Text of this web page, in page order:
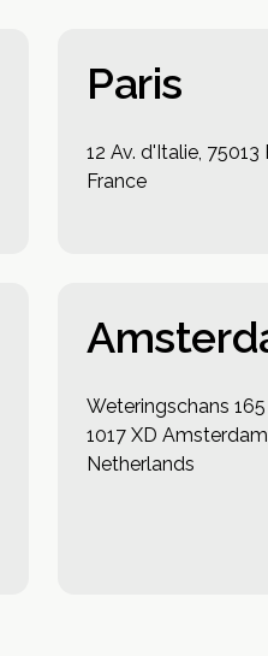
Paris
12 Av. d'Italie, 75013
France
Weteringschans 165
1017 XD
Netherlands